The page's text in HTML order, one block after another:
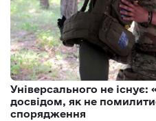
Універсального не існує:
досвідом, як не
спорядження